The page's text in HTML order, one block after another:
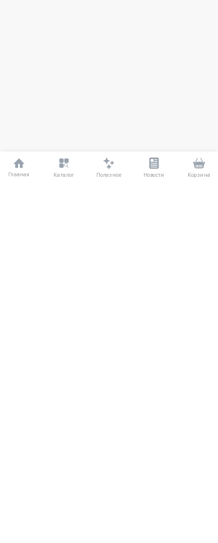
Главная Каталог Полезное Новости Корзина